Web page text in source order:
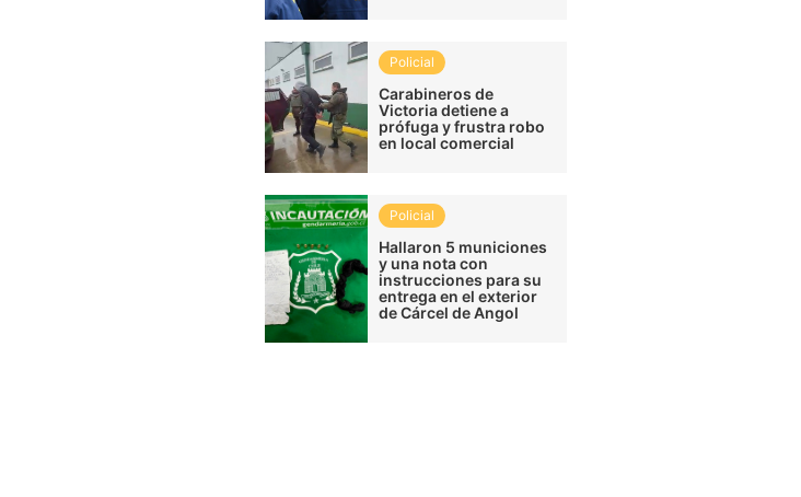
Policial
Carabineros de
Victoria detiene a
prófuga y frustra robo
en local comercial
Policial
Hallaron 5 municiones
y una nota con
instrucciones para su
entrega en el exterior
de Cárcel de Angol